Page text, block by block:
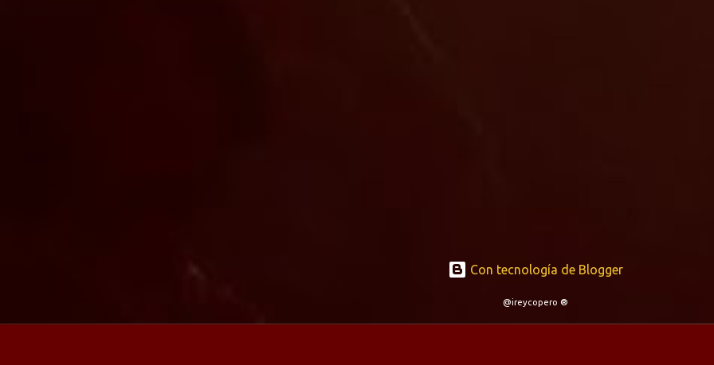
Con tecnología de Blogger
@ireycopero ®